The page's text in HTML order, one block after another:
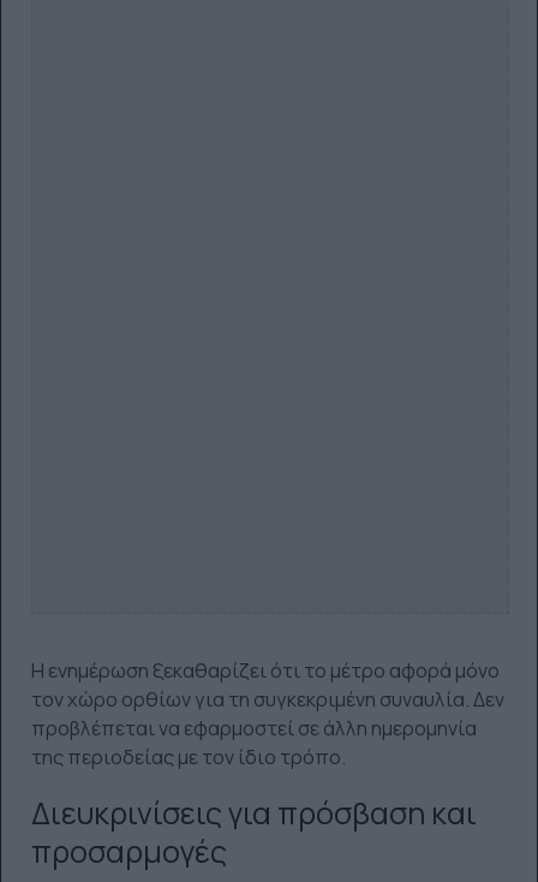
Η ενημέρωση ξεκαθαρίζει ότι το μέτρο αφορά μόνο
τον χώρο ορθίων για τη συγκεκριμένη συναυλία. Δεν
προβλέπεται να εφαρμοστεί σε άλλη ημερομηνία
της περιοδείας με τον ίδιο τρόπο.
Διευκρινίσεις για πρόσβαση και
προσαρμογές